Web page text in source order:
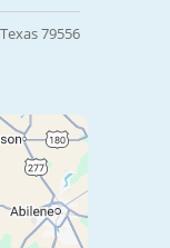
79556